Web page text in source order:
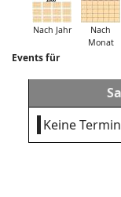
Nach Jahr
Nach
Monat
Events für
Keine